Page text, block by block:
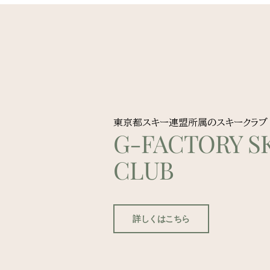
東京都スキー連盟所属のスキークラブ
G-FACTORY
CLUB
詳しくはこちら